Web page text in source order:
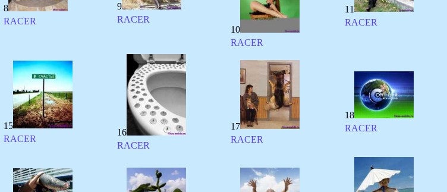
8
RACER
9
RACER
10
RACER
11
RACER
15
RACER
16
RACER
17
RACER
18
RACER